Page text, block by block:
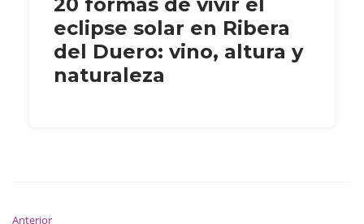
eclipse solar en Ribera
del Duero: vino, altura y
naturaleza
Anterior